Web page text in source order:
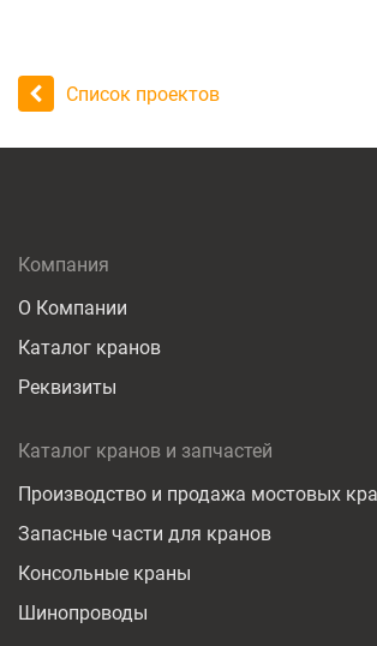
Список проектов
Компания
О Компании
Каталог кранов
Реквизиты
Каталог кранов и запчастей
Производство и продажа мостовых
Запасные части для кранов
Консольные краны
Шинопроводы